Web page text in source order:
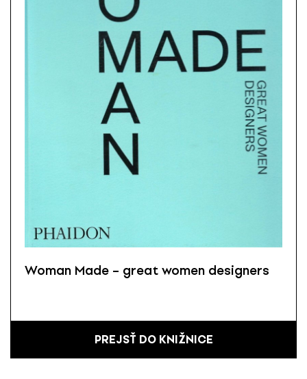
Woman Made – great women designers
PREJSŤ DO KNIŽNICE